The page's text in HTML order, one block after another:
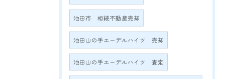
池田市 相続不動産売却
池田山の手エーデルハイツ 売却
池田山の手エーデルハイツ 査定